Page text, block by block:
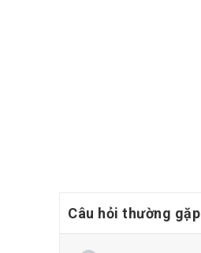
Câu hỏi thường gặp